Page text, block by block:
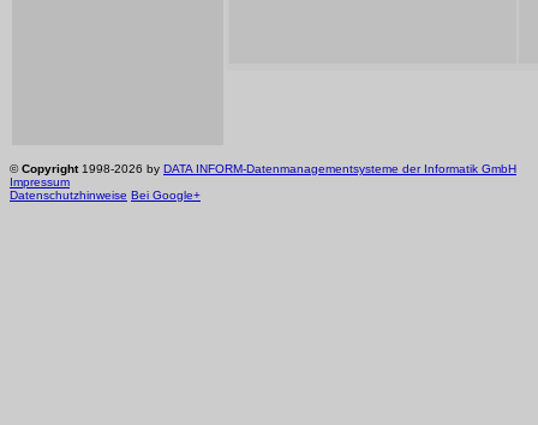
©Copyright1998-2026 by DATA INFORM-Datenmanagementsysteme der Informatik GmbH
Impressum
Datenschutzhinweise Bei Google+